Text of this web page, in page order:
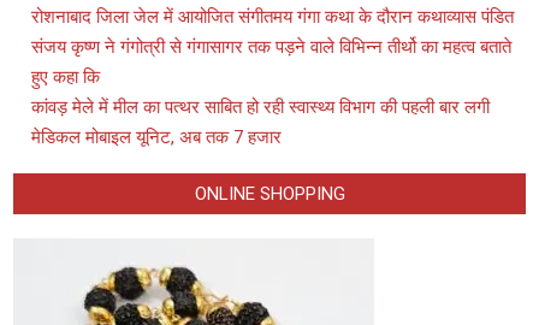
रोशनाबाद जिला जेल में आयोजित संगीतमय गंगा कथा के दौरान कथाव्यास पंडित
संजय कृष्ण ने गंगोत्री से गंगासागर तक पड़ने वाले विभिन्न तीर्थो का महत्व बताते
हुए कहा कि
कांवड़ मेले में मील का पत्थर साबित हो रही स्वास्थ्य विभाग की पहली बार लगी
मेडिकल मोबाइल यूनिट, अब तक 7 हजार
ONLINE SHOPPING